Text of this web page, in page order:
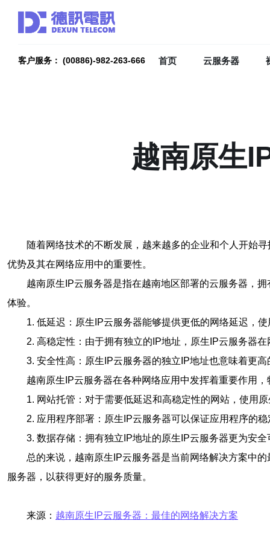
客户服务： (00886)-982-263-666 首页 云服务器
越南原生
随着网络技术的不断发展，越来越多的企业和个人开始
优势及其在网络应用中的重要性。
越南原生IP云服务器是指在越南地区部署的云服务器，
体验。
1. 低延迟：原生IP云服务器能够提供更低的网络延迟，
2. 高稳定性：由于拥有独立的IP地址，原生IP云服务器
3. 安全性高：原生IP云服务器的独立IP地址也意味着更
越南原生IP云服务器在各种网络应用中发挥着重要作用
1. 网站托管：对于需要低延迟和高稳定性的网站，使用
2. 应用程序部署：原生IP云服务器可以保证应用程序的
3. 数据存储：拥有独立IP地址的原生IP云服务器更为安
总的来说，越南原生IP云服务器是当前网络解决方案中
服务器，以获得更好的服务质量。
来源： 越南原生IP云服务器：最佳的网络解决方案